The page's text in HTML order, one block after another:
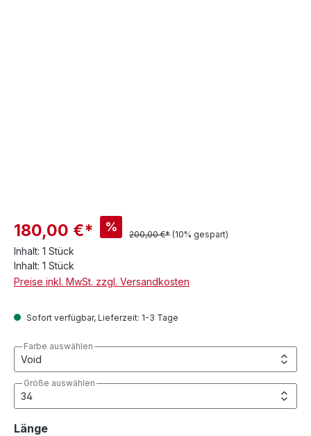
180,00 €* %
200,00 €* (10% gespart)
Inhalt: 1 Stück
Inhalt: 1 Stück
Preise inkl. MwSt. zzgl. Versandkosten
Sofort verfügbar, Lieferzeit: 1-3 Tage
Farbe auswählen
Größe auswählen
Längeauswählen